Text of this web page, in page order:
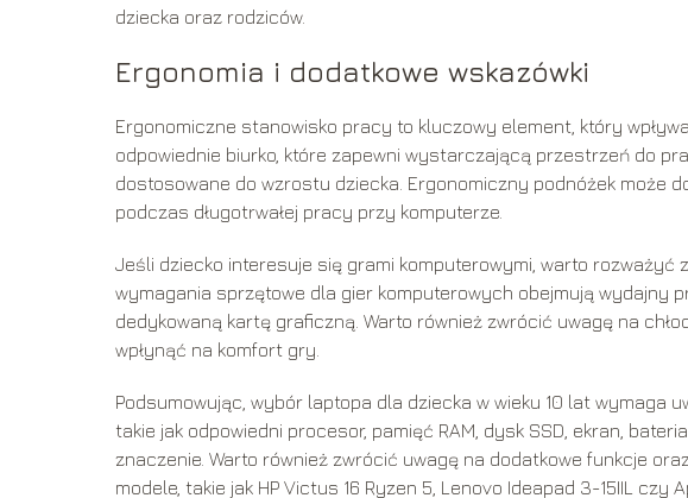
dziecka oraz rodziców.
Ergonomia i dodatkowe wskazówki
Ergonomiczne stanowisko pracy to kluczowy element, który
odpowiednie biurko, które zapewni wystarczającą przestrzeń do
dostosowane do wzrostu dziecka. Ergonomiczny podnóżek może
podczas długotrwałej pracy przy komputerze.
Jeśli dziecko interesuje się grami komputerowymi, warto rozważyć
wymagania sprzętowe dla gier komputerowych obejmują wydajny
dedykowaną kartę graficzną. Warto również zwrócić uwagę na
wpłynąć na komfort gry.
Podsumowując, wybór laptopa dla dziecka w wieku 10 lat wymaga
takie jak odpowiedni procesor, pamięć RAM, dysk SSD, ekran,
znaczenie. Warto również zwrócić uwagę na dodatkowe funkcje
modele, takie jak HP Victus 16 Ryzen 5, Lenovo Ideapad 3-15IIL czy